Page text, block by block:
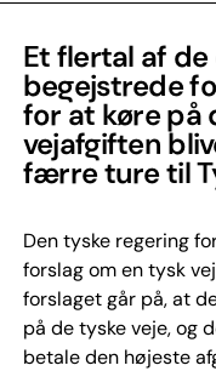
Et flertal af
begejstrede
for at køre på
vejafgiften
færre ture til
Den tyske regering
forslag om en tysk
forslaget går på, at
på de tyske veje, og
betale den højeste